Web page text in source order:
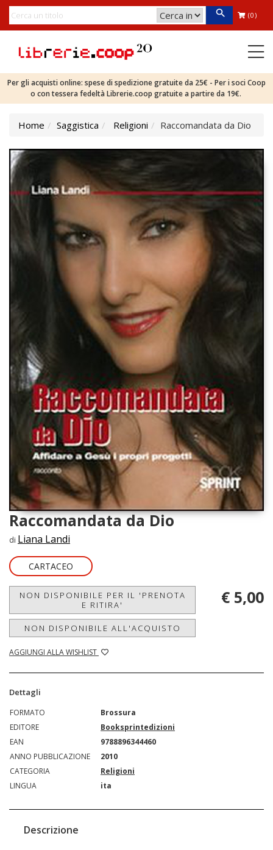
(0)
Per gli acquisti online: spese di spedizione gratuite da 25€ - Per i soci Coop
o con tessera fedeltà Librerie.coop gratuite a partire da 19€.
Home Saggistica Religioni Raccomandata da Dio
Raccomandata da Dio
di Liana Landi
CARTACEO
NON DISPONIBILE PER IL 'PRENOTA
E RITIRA'
NON DISPONIBILE ALL'ACQUISTO
AGGIUNGI ALLA WISHLIST
€ 5,00
Dettagli
FORMATO
Brossura
EDITORE
Booksprintedizioni
EAN
9788896344460
ANNO PUBBLICAZIONE
2010
CATEGORIA
Religioni
LINGUA
ita
Descrizione